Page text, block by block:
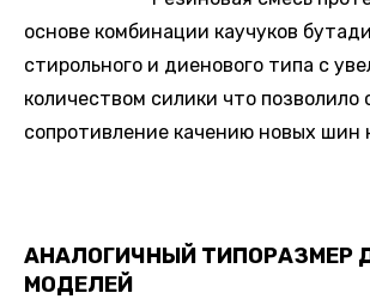
основе комбинации каучуков
стирольного и диенового типа с
количеством силики что позволило
сопротивление качению новых шин
АНАЛОГИЧНЫЙ ТИПОРАЗМЕР
МОДЕЛЕЙ